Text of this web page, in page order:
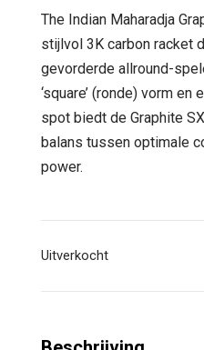
was:
€
The Indian Maharadja
stijlvol 3K carbon racket
gevorderde allround-
‘square’ (ronde) vorm
spot biedt de Graphite
balans tussen optimale
power.
Uitverkocht